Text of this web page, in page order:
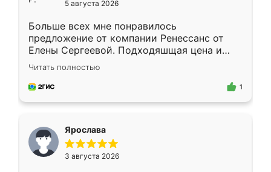
5 августа 2026
Больше всех мне понравилось
предложение от компании Ренессанс от
Елены Сергеевой. Подходяшщая цена и
короткие сроки изготовления. Приехавший
для замера сотрудник Владислав
предложил по моему эскизу самый
Читать полностью
1
Ярослава
3 августа 2026